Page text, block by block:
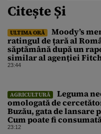
Citește Și
ULTIMA ORĂ
Moody’s
ratingul de țară al
săptămână după un
similar al agenției
unui guvern cu puteri
23:44
AGRICULTURĂ
Leguma
omologată de
Buzău, gata de lansare
Cum poate fi
unde provine soiul
23:12